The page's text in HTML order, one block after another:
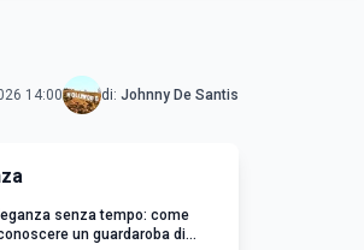
14:00 di: Johnny De Santis
senza tempo: come
un guardaroba di